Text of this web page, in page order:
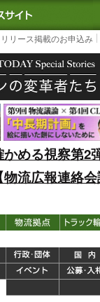
内最大の物流ニ
リース掲載のお申込み
める視察第2
流広報連絡